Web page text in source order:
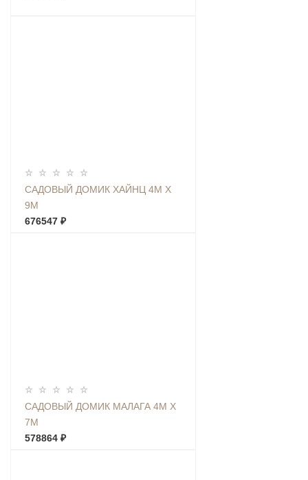
САДОВЫЙ ДОМИК ХАЙНЦ 4М Х
9М
676547 ₽
САДОВЫЙ ДОМИК МАЛАГА 4М Х
7М
578864 ₽